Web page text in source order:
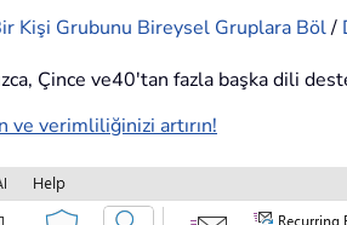
Kişi Grubunu Bireysel Gruplara Böl/
Çince ve40'tan fazla başka dili
verimliliğinizi artırın!